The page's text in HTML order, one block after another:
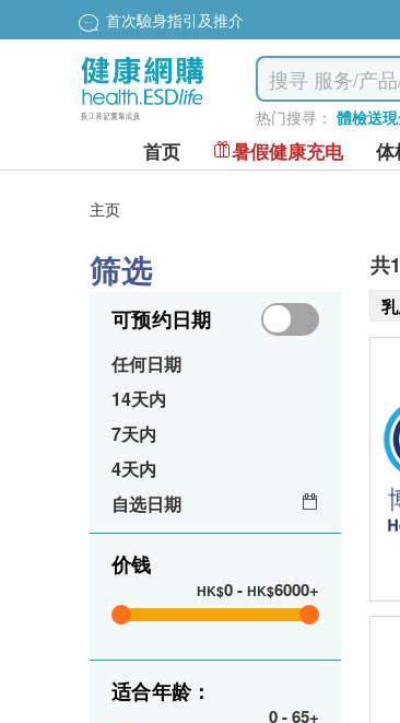
首次驗身指引及推介
热门搜寻： 體檢送
首页 暑假健康充电 体
主页
筛选
可预约日期
任何日期
14天内
7天内
4天内
自选日期
价钱
HK$0- HK$6000+
适合年龄：
0-65+
共